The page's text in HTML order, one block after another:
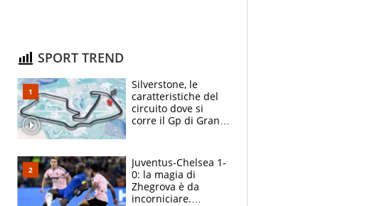
SPORT TREND
Silverstone, le
caratteristiche del
circuito dove si
corre il Gp di Gran
Juventus-Chelsea 1-
0: la magia di
Zhegrova è da
incorniciare.